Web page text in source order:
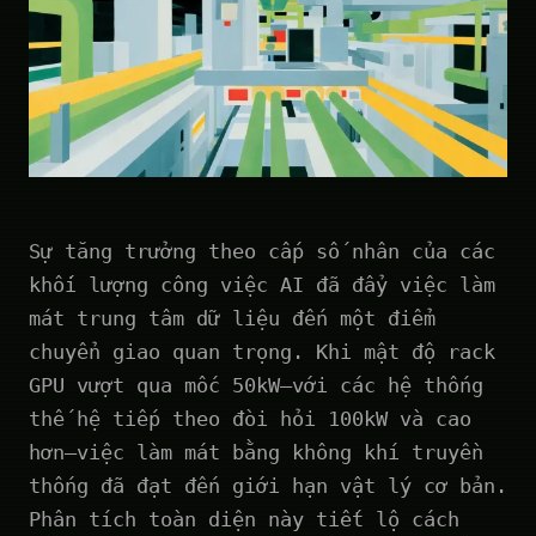
Sự tăng trưởng theo cấp số nhân của các
khối lượng công việc AI đã đẩy việc làm
mát trung tâm dữ liệu đến một điểm
chuyển giao quan trọng. Khi mật độ rack
GPU vượt qua mốc 50kW—với các hệ thống
thế hệ tiếp theo đòi hỏi 100kW và cao
hơn—việc làm mát bằng không khí truyền
thống đã đạt đến giới hạn vật lý cơ bản.
Phân tích toàn diện này tiết lộ cách